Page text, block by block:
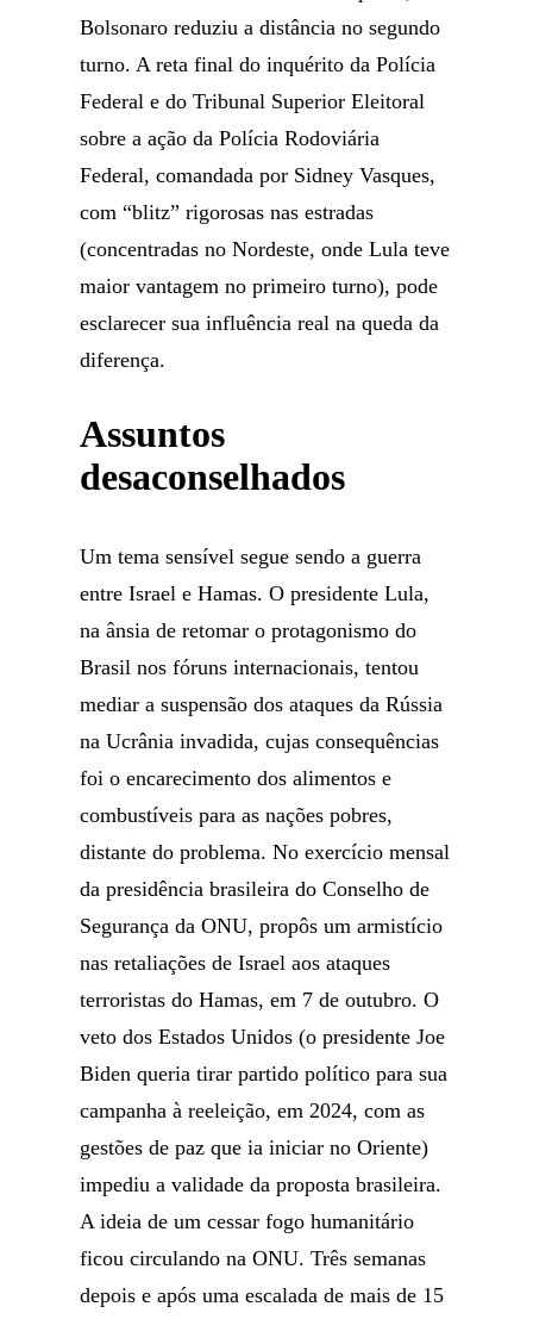
Bolsonaro reduziu a distância no segundo
turno. A reta final do inquérito da Polícia
Federal e do Tribunal Superior Eleitoral
sobre a ação da Polícia Rodoviária
Federal, comandada por Sidney Vasques,
com “blitz” rigorosas nas estradas
(concentradas no Nordeste, onde Lula teve
maior vantagem no primeiro turno), pode
esclarecer sua influência real na queda da
diferença.
Assuntos
desaconselhados
Um tema sensível segue sendo a guerra
entre Israel e Hamas. O presidente Lula,
na ânsia de retomar o protagonismo do
Brasil nos fóruns internacionais, tentou
mediar a suspensão dos ataques da Rússia
na Ucrânia invadida, cujas consequências
foi o encarecimento dos alimentos e
combustíveis para as nações pobres,
distante do problema. No exercício mensal
da presidência brasileira do Conselho de
Segurança da ONU, propôs um armistício
nas retaliações de Israel aos ataques
terroristas do Hamas, em 7 de outubro. O
veto dos Estados Unidos (o presidente Joe
Biden queria tirar partido político para sua
campanha à reeleição, em 2024, com as
gestões de paz que ia iniciar no Oriente)
impediu a validade da proposta brasileira.
A ideia de um cessar fogo humanitário
ficou circulando na ONU. Três semanas
depois e após uma escalada de mais de 15